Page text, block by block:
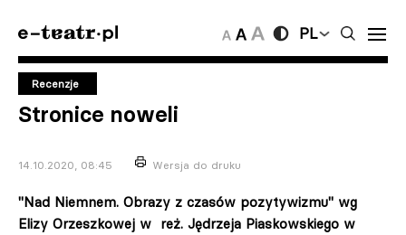
PL
Recenzje
Stronice noweli
14.10.2020, 08:45 Wersja do druku
"Nad Niemnem. Obrazy z czasów pozytywizmu" wg
Elizy Orzeszkowej w reż. Jędrzeja Piaskowskiego w